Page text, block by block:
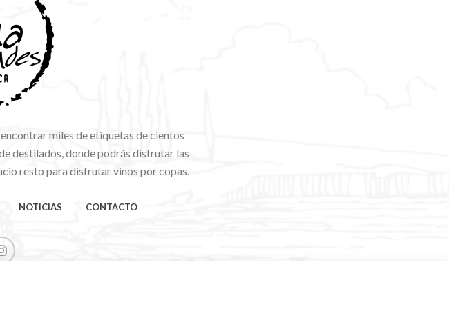
miles de etiquetas de cientos
destilados, donde podrás disfrutar las
resto para disfrutar vinos por copas.
NOTICIAS CONTACTO